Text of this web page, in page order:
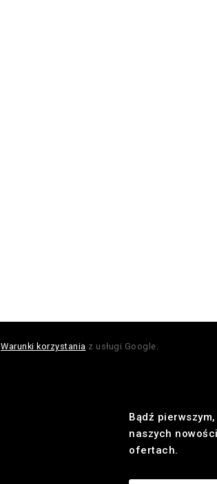
Warunki korzystania z usługi Google.
Bądź
naszych
ofertach.